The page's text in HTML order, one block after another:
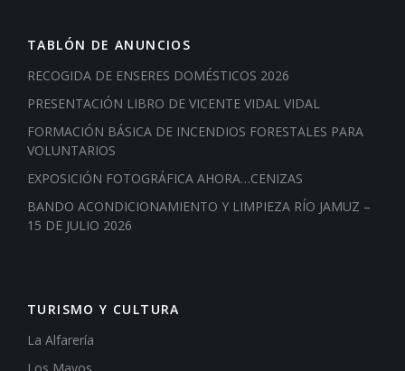
TABLÓN DE ANUNCIOS
RECOGIDA DE ENSERES DOMÉSTICOS 2026
PRESENTACIÓN LIBRO DE VICENTE VIDAL VIDAL
FORMACIÓN BÁSICA DE INCENDIOS FORESTALES PARA
VOLUNTARIOS
EXPOSICIÓN FOTOGRÁFICA AHORA…CENIZAS
BANDO ACONDICIONAMIENTO Y LIMPIEZA RÍO JAMUZ –
15 DE JULIO 2026
TURISMO Y CULTURA
La Alfarería